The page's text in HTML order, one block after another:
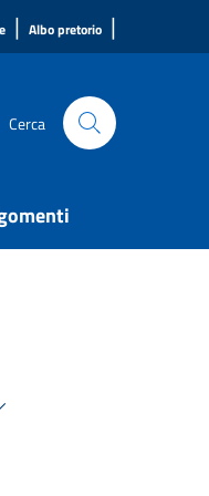
| Albo pretorio |
Cerca